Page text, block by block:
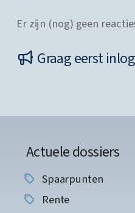
Er zijn (nog) geen
Graag eerst
Actuele dossiers
Spaarpunten
Rente